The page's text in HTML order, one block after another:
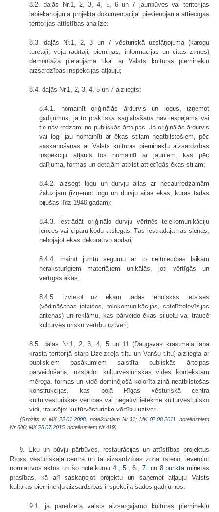
8.2. daļās Nr.1, 2, 3, 4, 5, 6 un 7 jaunbūves vai teritorijas
labiekārtojuma projekta dokumentācijai pievienojama attiecīgās
teritorijas attīstības analīze;
8.3. daļās Nr.1, 2, 3 un 7 vēsturiskā uzslāņojuma (karogu
turētāji, vēja rādītāji, piemiņas, informācijas un citas zīmes)
demontāža pieļaujama tikai ar Valsts kultūras pieminekļu
aizsardzības inspekcijas atļauju;
8.4. daļās Nr.1, 2, 3, 4, 5 un 7 aizliegts:
8.4.1. nomainīt oriģinālās ārdurvis un logus, izņemot
gadījumus, ja to praktiskā saglabāšana nav iespējama vai
tie nav redzami no publiskās ārtelpas. Ja oriģinālās ārdurvis
vai logi jau nomainīti ar ēkas stilam neatbilstošiem, pēc
saskaņošanas ar Valsts kultūras pieminekļu aizsardzības
inspekciju atļauts tos nomainīt ar jauniem, kas pēc
dalījuma, formas un detaļām atbilst attiecīgās ēkas stilam;
8.4.2. aizsegt logu un durvju ailas ar necaurredzamām
žalūzijām (izņemot logu un durvju ailas ēkās, kurās tādas
bijušas līdz 1940.gadam);
8.4.3. iestrādāt oriģinālo durvju vērtnēs telekomunikāciju
ierīces vai ciparu kodu atslēgas. Tās iestrādājamas sienās,
nebojājot ēkas dekoratīvo apdari;
8.4.4. mainīt jumtu segumu ar to celtniecības laikam
neraksturīgiem materiāliem unikālās, ļoti vērtīgās un
vērtīgās ēkās;
8.4.5. izvietot uz ēkām tādas tehniskās ietaises
(vēdināšanas ietaises, telekomunikācijas, satelīttelevīzijas
antenas) un reklāmu, kas pārveido ēkas siluetu vai traucē
kultūrvēsturisku vērtību uztveri;
8.5. daļās Nr.1, 2, 3, 4, 5 un 11 (Daugavas krastmala labā
krasta teritorijā starp Dzelzceļa tiltu un Vanšu tiltu) aizliegta ar
publiskiem pasākumiem saistīta publiskās ārtelpas
pārveidošana, uzstādot kultūrvēsturiskās vides kontekstam
mēroga, formas un vidē dominējošā kolorīta ziņā neatbilstošas
konstrukcijas, kas bojā Rīgas vēsturiskā centra
kultūrvēsturiskās vērtības vai negatīvi ietekmē kultūrvēsturisko
vidi, traucējot kultūrvēsturisko vērtību uztveri.
(Grozīts ar MK22.01.2008. noteikumiem Nr.31; MK 02.08.2011.
noteikumiem
Nr.606; MK28.07.2015. noteikumiem Nr.419)
9. Ēku un būvju pārbūves, restaurācijas un attīstības projektus
Rīgas vēsturiskajā centrā un tā aizsardzības zonā īsteno, ievērojot
normatīvos aktus un šo noteikumu 4. ,5. ,6. ,7. un 8.punktāminētās
prasības, kā arī saskaņojot projektu un saņemot atļauju Valsts
kultūras pieminekļu aizsardzības inspekcijā šādos gadījumos:
9.1. ja paredzēta valsts aizsargājamo kultūras pieminekļu